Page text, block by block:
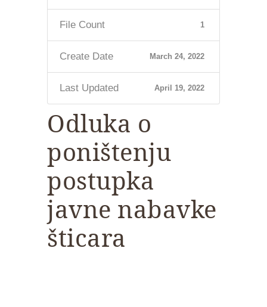
File Count 1
Create Date March 24, 2022
Last Updated April 19, 2022
Odluka o
poništenju
postupka
javne nabavke
šticara